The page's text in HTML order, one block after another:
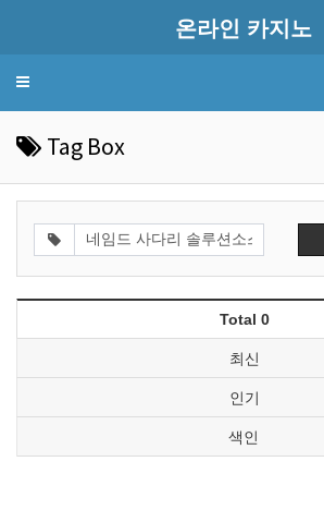
온라인 카지노
Toggle
Tag Box
Total 0
최신
인기
색인